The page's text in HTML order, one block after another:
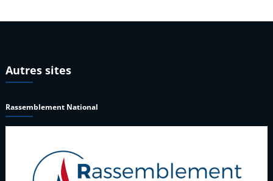
Autres sites
Rassemblement National